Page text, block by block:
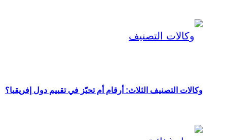
وكالات التصنيف الثلاث: أرقام أم تحيّز في تقييم دول إفريقيا؟